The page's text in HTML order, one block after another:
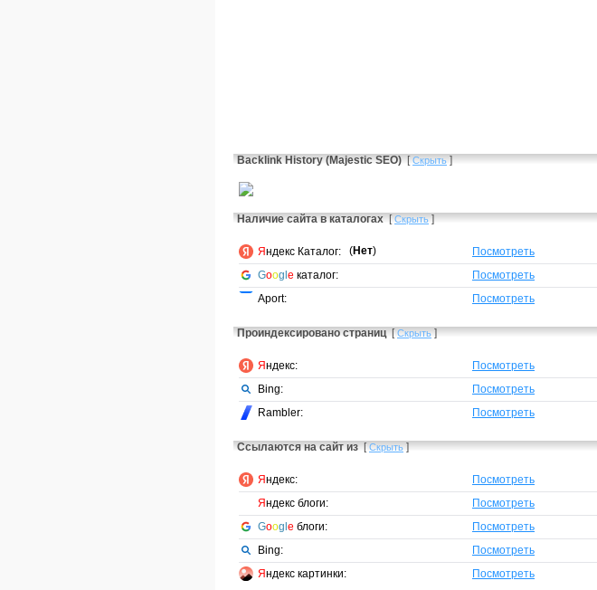
Backlink History (Majestic SEO) [Скрыть]
Наличие сайта в каталогах [Скрыть]
Яндекс Каталог: (Нет) Посмотреть
Google каталог: Посмотреть
Aport:
Посмотреть
Проиндексировано страниц [Скрыть]
Яндекс: Посмотреть
Bing:
Посмотреть
Rambler:
Посмотреть
Ссылаются на сайт из [Скрыть]
Яндекс: Посмотреть
Яндекс блоги: Посмотреть
Google блоги: Посмотреть
Bing:
Посмотреть
Яндекс картинки: Посмотреть